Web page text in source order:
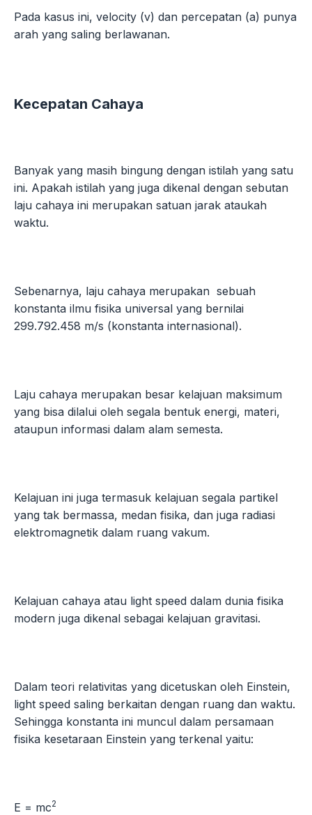
Pada kasus ini, velocity (v) dan percepatan (a) punya
arah yang saling berlawanan.
Kecepatan Cahaya
Banyak yang masih bingung dengan istilah yang satu
ini. Apakah istilah yang juga dikenal dengan sebutan
laju cahaya ini merupakan satuan jarak ataukah
waktu.
Sebenarnya, laju cahaya merupakan sebuah
konstanta ilmu fisika universal yang bernilai
299.792.458 m/s (konstanta internasional).
Laju cahaya merupakan besar kelajuan maksimum
yang bisa dilalui oleh segala bentuk energi, materi,
ataupun informasi dalam alam semesta.
Kelajuan ini juga termasuk kelajuan segala partikel
yang tak bermassa, medan fisika, dan juga radiasi
elektromagnetik dalam ruang vakum.
Kelajuan cahaya atau light speed dalam dunia fisika
modern juga dikenal sebagai kelajuan gravitasi.
Dalam teori relativitas yang dicetuskan oleh Einstein,
light speed saling berkaitan dengan ruang dan waktu.
Sehingga konstanta ini muncul dalam persamaan
fisika kesetaraan Einstein yang terkenal yaitu:
E = mc2